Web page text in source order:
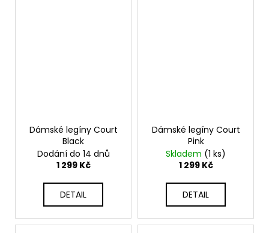
Dámské legíny Court
Black
Dodání do 14 dnů
1 299 Kč
DETAIL
Dámské legíny Court
Pink
Skladem (1 ks)
1 299 Kč
DETAIL